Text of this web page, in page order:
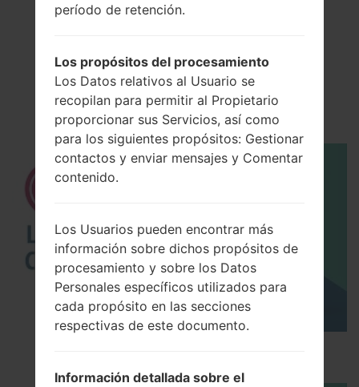
El vídeo
LGQ725K(LMQ725K)
akaLG Q7 Plus
período de retención.
Los propósitos del procesamiento
Los Datos relativos al Usuario se
recopilan para permitir al Propietario
proporcionar sus Servicios, así como
para los siguientes propósitos: Gestionar
contactos y enviar mensajes y Comentar
contenido.
Los Usuarios pueden encontrar más
información sobre dichos propósitos de
procesamiento y sobre los Datos
Personales específicos utilizados para
cada propósito en las secciones
respectivas de este documento.
Información detallada sobre el